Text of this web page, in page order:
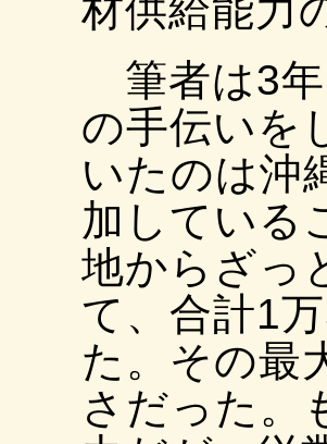
材供給能力
筆者は3年
の手伝いを
いたのは沖
加している
地からざっ
て、合計1
た。その最
さだった。